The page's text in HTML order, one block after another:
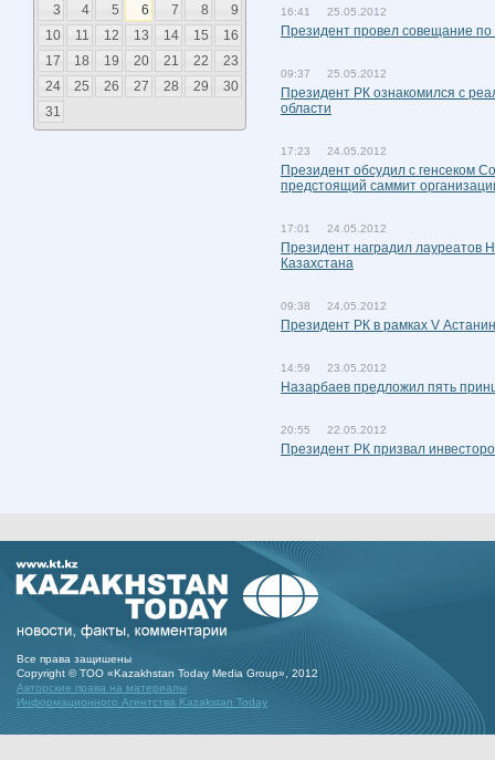
3
4 5 6 7 8
9
10
11 12 13 14 15
16
17
18 19 20 21 22
23
24
25 26 27 28 29
30
31
16:41 25.05.2012
Президент провел совещание
09:37 25.05.2012
Президент РК ознакомился с
области
17:23 24.05.2012
Президент обсудил с генсеком
предстоящий саммит
17:01 24.05.2012
Президент наградил лауреатов
Казахстана
09:38 24.05.2012
Президент РК в рамках V
14:59 23.05.2012
Назарбаев предложил пять
20:55 22.05.2012
Президент РК призвал
Все права защишены
Copyright © ТОО «Kazakhstan Today Media Group», 2012
Авторские права на материалы
Информационного Агентства Kazakstan Today